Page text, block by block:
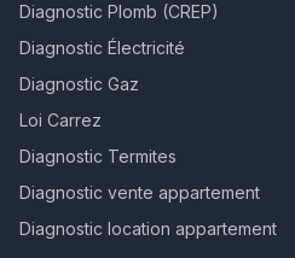
Diagnostic Plomb (CREP)
Diagnostic Électricité
Diagnostic Gaz
Loi Carrez
Diagnostic Termites
Diagnostic vente appartement
Diagnostic location appartement